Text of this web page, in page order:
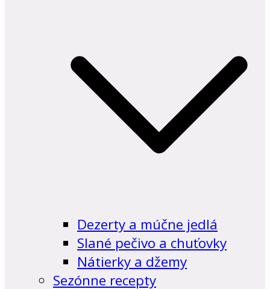
Dezerty a múčne jedlá
Slané pečivo a chuťovky
Nátierky a džemy
Sezónne recepty